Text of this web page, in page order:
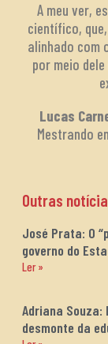
A meu ver,
científico,
alinhado com
por meio
Lucas
Mestrando
Outras
José Prata: O
governo do
Ler »
Adriana Souza:
desmonte da